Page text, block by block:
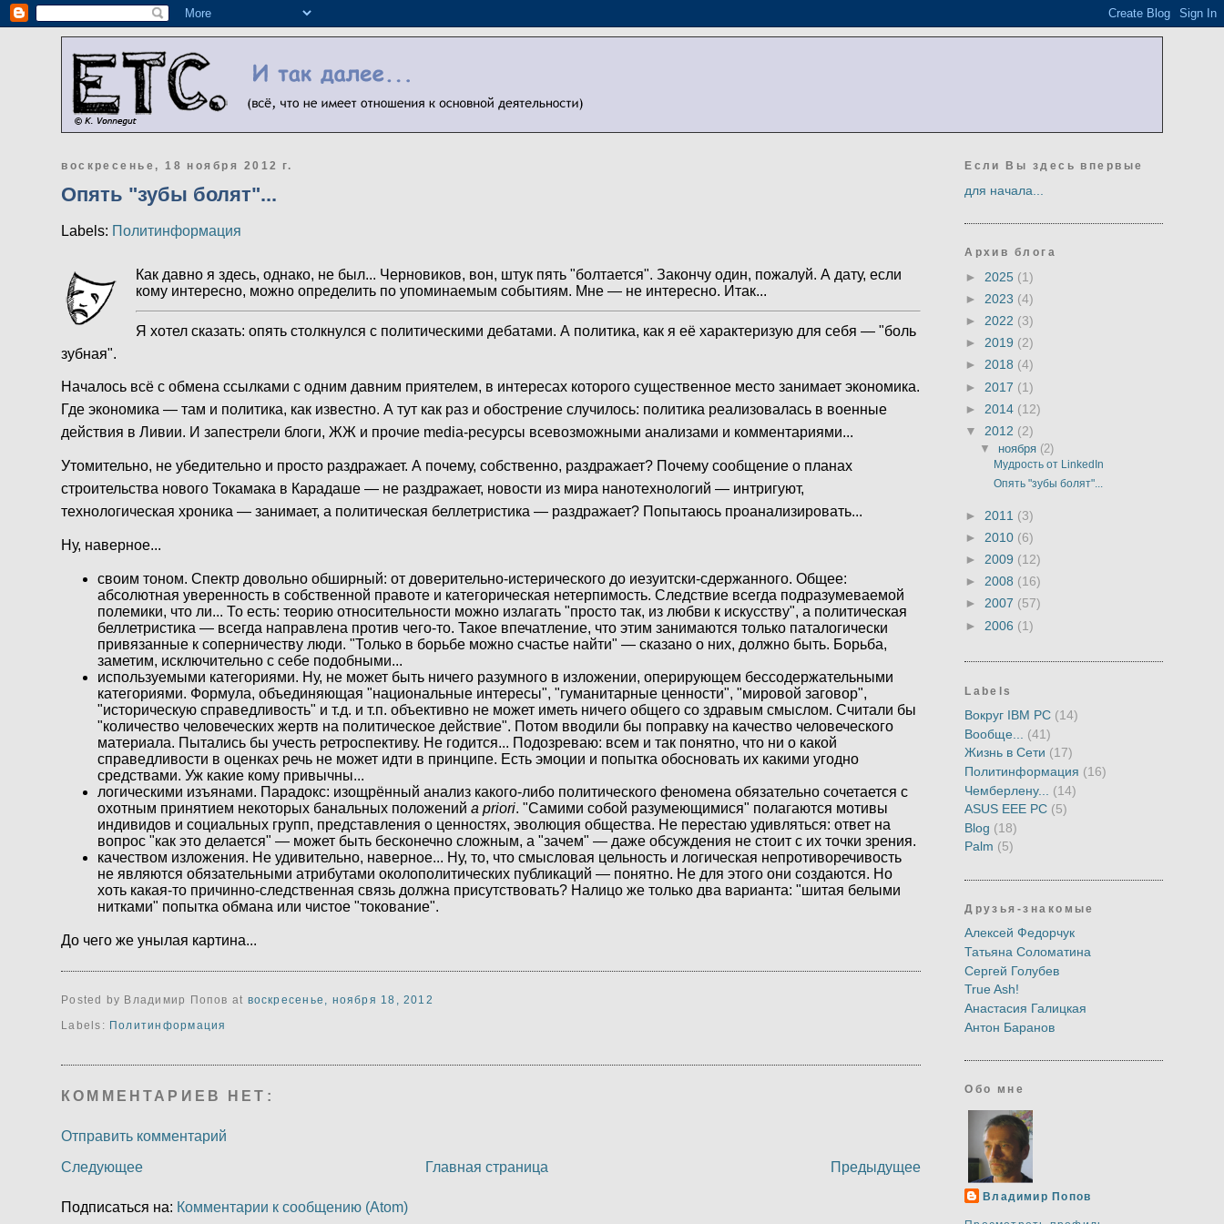
воскресенье, 18 ноября 2012 г.
Опять "зубы болят"...
Labels: Политинформация
Как давно я здесь, однако, не был... Черновиков, вон, штук пять "болтается". Закончу один, пожалуй. А дату, если
кому интересно, можно определить по упоминаемым событиям. Мне — не интересно. Итак...
Я хотел сказать: опять столкнулся с политическими дебатами. А политика, как я её характеризую для себя — "боль
зубная".
Началось всё с обмена ссылками с одним давним приятелем, в интересах которого существенное место занимает экономика.
Где экономика — там и политика, как известно. А тут как раз и обострение случилось: политика реализовалась в военные
действия в Ливии. И запестрели блоги, ЖЖ и прочие media-ресурсы всевозможными анализами и комментариями...
Утомительно, не убедительно и просто раздражает. А почему, собственно, раздражает? Почему сообщение о планах
строительства нового Токамака в Карадаше — не раздражает, новости из мира нанотехнологий — интригуют,
технологическая хроника — занимает, а политическая беллетристика — раздражает? Попытаюсь проанализировать...
Ну, наверное...
своим тоном. Спектр довольно обширный: от доверительно-истерического до иезуитски-сдержанного. Общее:
абсолютная уверенность в собственной правоте и категорическая нетерпимость. Следствие всегда подразумеваемой
полемики, что ли... То есть: теорию относительности можно излагать "просто так, из любви к искусству", а политическая
беллетристика — всегда направлена против чего-то. Такое впечатление, что этим занимаются только паталогически
привязанные к соперничеству люди. "Только в борьбе можно счастье найти" — сказано о них, должно быть. Борьба,
заметим, исключительно с себе подобными...
используемыми категориями. Ну, не может быть ничего разумного в изложении, оперирующем бессодержательными
категориями. Формула, объединяющая "национальные интересы", "гуманитарные ценности", "мировой заговор",
"историческую справедливость" и т.д. и т.п. объективно не может иметь ничего общего со здравым смыслом. Считали бы
"количество человеческих жертв на политическое действие". Потом вводили бы поправку на качество человеческого
материала. Пытались бы учесть ретроспективу. Не годится... Подозреваю: всем и так понятно, что ни о какой
справедливости в оценках речь не может идти в принципе. Есть эмоции и попытка обосновать их какими угодно
средствами. Уж какие кому привычны...
логическими изъянами. Парадокс: изощрённый анализ какого-либо политического феномена обязательно сочетается с
охотным принятием некоторых банальных положенийa priori. "Самими собой разумеющимися" полагаются мотивы
индивидов и социальных групп, представления о ценностях, эволюция общества. Не перестаю удивляться: ответ на
вопрос "как это делается" — может быть бесконечно сложным, а "зачем" — даже обсуждения не стоит с их точки зрения.
качеством изложения. Не удивительно, наверное... Ну, то, что смысловая цельность и логическая непротиворечивость
не являются обязательными атрибутами околополитических публикаций — понятно. Не для этого они создаются. Но
хоть какая-то причинно-следственная связь должна присутствовать? Налицо же только два варианта: "шитая белыми
нитками" попытка обмана или чистое "токование".
До чего же унылая картина...
Posted by Владимир Попов at воскресенье, ноября 18, 2012
Labels: Политинформация
КОММЕНТАРИЕВ НЕТ:
Отправить комментарий
Следующее
Предыдущее
Главная страница
Подписаться на: Комментарии к сообщению (Atom)
Если Вы здесь впервые
для начала...
Архив блога
► 2025 (1)
► 2023 (4)
► 2022 (3)
►2019 (2)
►2018 (4)
► 2017 (1)
► 2014 (12)
▼ 2012 (2)
▼ ноября (2)
Мудрость от LinkedIn
Опять "зубы болят"...
► 2011 (3)
► 2010 (6)
► 2009 (12)
► 2008 (16)
►2007 (57)
► 2006 (1)
Labels
Вокруг IBM PC (14)
Вообще...
(41)
Жизнь в Сети (17)
Политинформация (16)
Чемберлену...
(14)
ASUS EEE PC (5)
Blog (18)
Palm (5)
Друзья-знакомые
Алексей Федорчук
Татьяна Соломатина
Сергей Голубев
True Ash!
Анастасия Галицкая
Антон Баранов
Обо мне
Владимир Попов